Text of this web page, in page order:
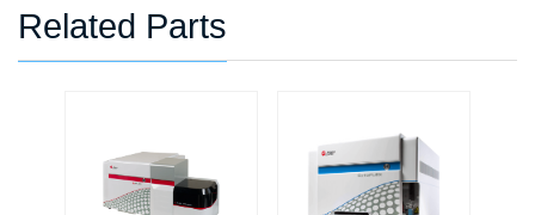
Related Parts